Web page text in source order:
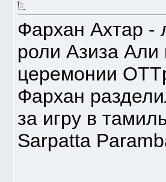
Фархан Ахтар -
роли Азиза
церемонии
Фархан
за игру в
Sarpatta